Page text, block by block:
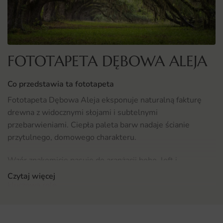
FOTOTAPETA DĘBOWA ALEJA
Co przedstawia ta fototapeta
Fototapeta Dębowa Aleja eksponuje naturalną fakturę
drewna z widocznymi słojami i subtelnymi
przebarwieniami. Ciepła paleta barw nadaje ścianie
przytulnego, domowego charakteru.
rustykalnych, w których szczerość materiałów odgrywa
Czytaj więcej